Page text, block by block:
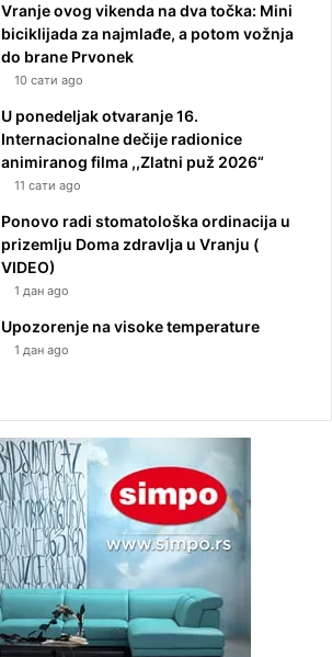
Vranje ovog vikenda na dva točka: Mini
biciklijada za najmlađe, a potom vožnja
do brane Prvonek
10 сати ago
U ponedeljak otvaranje 16.
Internacionalne dečije radionice
animiranog filma ,,Zlatni puž 2026“
11 сати ago
Ponovo radi stomatološka ordinacija u
prizemlju Doma zdravlja u Vranju (
VIDEO)
1 дан ago
Upozorenje na visoke temperature
1 дан ago